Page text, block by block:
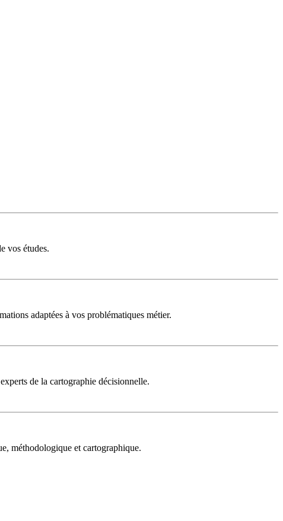
vos études.
adaptées à vos problématiques métier.
de la cartographie décisionnelle.
méthodologique et cartographique.